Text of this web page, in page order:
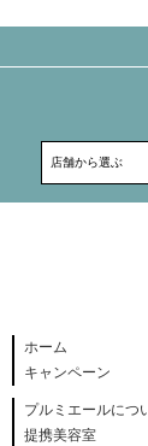
ホーム
キャンペーン
プルミエールにつ
提携美容室